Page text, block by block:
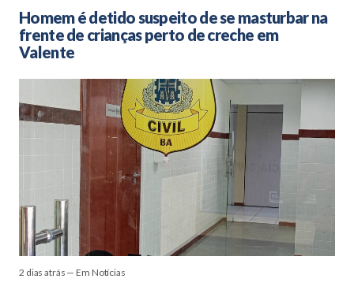
Homem é detido suspeito de se masturbar na
frente de crianças perto de creche em
Valente
2 dias atrás — Em Notícias